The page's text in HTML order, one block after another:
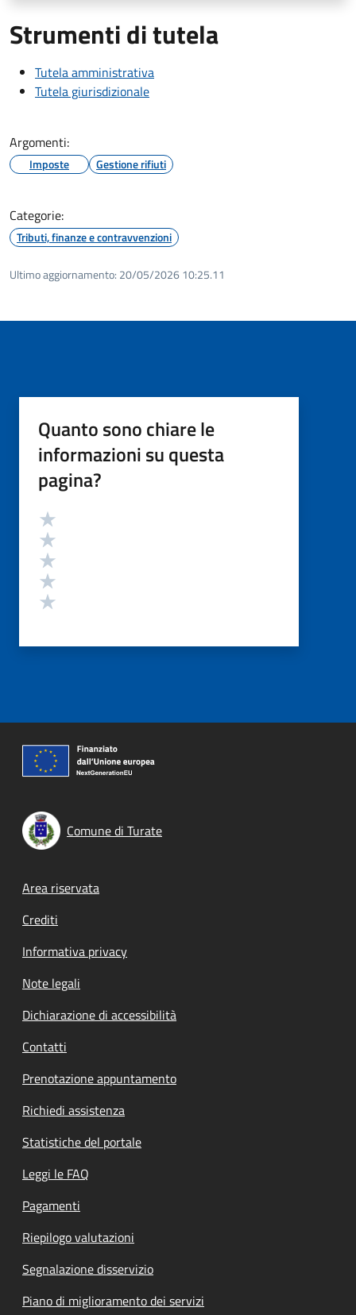
Strumenti di tutela
Tutela amministrativa
Tutela giurisdizionale
Argomenti:
Imposte Gestione rifiuti
Categorie:
Tributi, finanze e contravvenzioni
Ultimo aggiornamento: 20/05/2026 10:25.11
Quanto sono chiare le
informazioni su questa
pagina?
Valutazione
Comune di Turate
Footer menu
Area riservata
Crediti
Informativa privacy
Note legali
Dichiarazione di accessibilità
Contatti
Prenotazione appuntamento
Richiedi assistenza
Statistiche del portale
Leggi le FAQ
Pagamenti
Riepilogo valutazioni
Segnalazione disservizio
Piano di miglioramento dei servizi